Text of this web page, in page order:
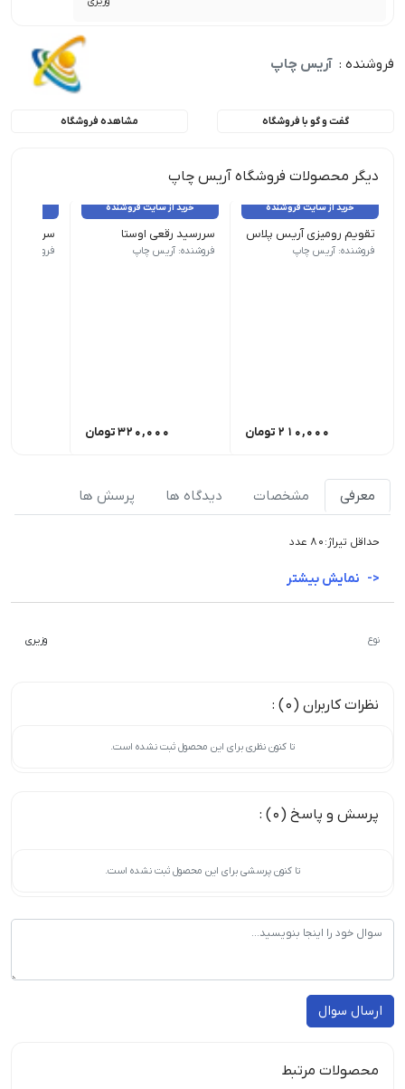
فروشنده : آریس چاپ
گفت و گو با فروشگاه مشاهده فروشگاه
دیگر محصولات فروشگاه آریس چاپ
خرید از سایت فروشنده
تقویم رومیزی آریس پلاس
امکان چاپ اختصاصی:دارد زمان تحویل:9 روز کاری حداقل تیراژ:80 عدد
فروشنده: آریس چاپ
210,000 تومان
خرید از سایت فروشنده
سررسید رقعی اوستا
امکان چاپ اختصاصی:دارد زمان تحویل:9 روز کاری حداقل تیراژ:80 عدد
فروشنده: آریس چاپ
320,000تومان
امکان چاپ
فروشنده:
معرفی مشخصات دیدگاه ها پرسش ها
حداقل تیراژ:80 عدد
نوع وزیری
نظرات کاربران (0) :
تا کنون نظری برای این محصول ثبت نشده است.
پرسش و پاسخ (0) :
تا کنون پرسشی برای این محصول ثبت نشده است.
ارسال سوال
محصولات مرتبط